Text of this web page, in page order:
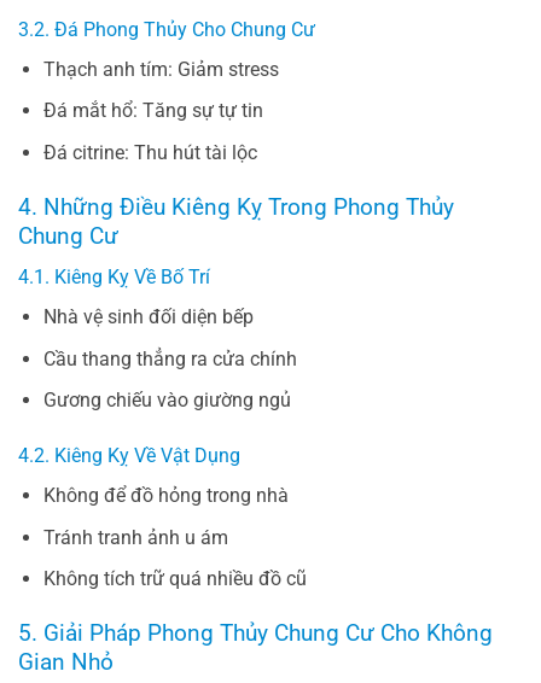
3.2. Đá Phong Thủy Cho Chung Cư
Thạch anh tím: Giảm stress
Đá mắt hổ: Tăng sự tự tin
Đá citrine: Thu hút tài lộc
4. Những Điều Kiêng Kỵ Trong Phong Thủy
Chung Cư
4.1. Kiêng Kỵ Về Bố Trí
Nhà vệ sinh đối diện bếp
Cầu thang thẳng ra cửa chính
Gương chiếu vào giường ngủ
4.2. Kiêng Kỵ Về Vật Dụng
Không để đồ hỏng trong nhà
Tránh tranh ảnh u ám
Không tích trữ quá nhiều đồ cũ
5. Giải Pháp Phong Thủy Chung Cư Cho Không
Gian Nhỏ